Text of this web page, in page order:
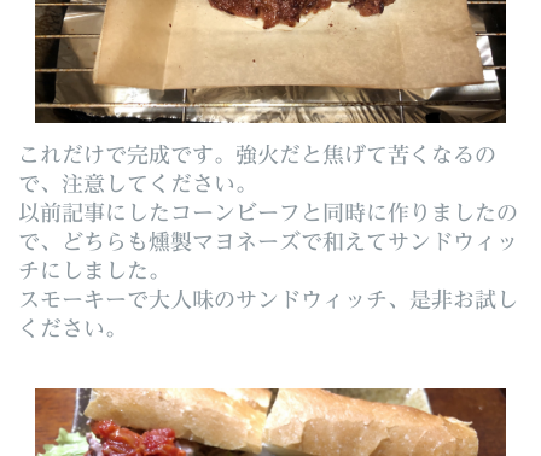
これだけで完成です。強火だと焦げて苦くなるの
で、注意してください。
以前記事にしたコーンビーフと同時に作りましたの
で、どちらも燻製マヨネーズで和えてサンドウィッ
チにしました。
スモーキーで大人味のサンドウィッチ、是非お試し
ください。